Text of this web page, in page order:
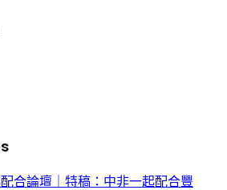
合論壇｜特稿：中非一起配合豐